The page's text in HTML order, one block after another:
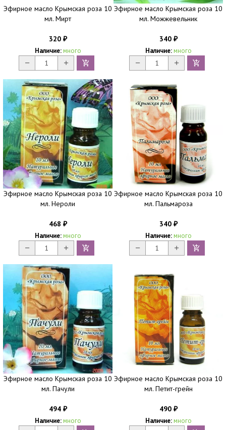
Эфирное масло Крымская роза 10
мл. Мирт
320 ₽
Наличие: много
Эфирное масло Крымская роза 10
мл. Можжевельник
340 ₽
Наличие: много
Эфирное масло Крымская роза 10
мл. Нероли
468 ₽
Наличие: много
Эфирное масло Крымская роза 10
мл. Пальмароза
340 ₽
Наличие: много
Эфирное масло Крымская роза 10
мл. Пачули
494 ₽
Наличие: много
Эфирное масло Крымская роза 10
мл. Петит-грейн
490 ₽
Наличие: много